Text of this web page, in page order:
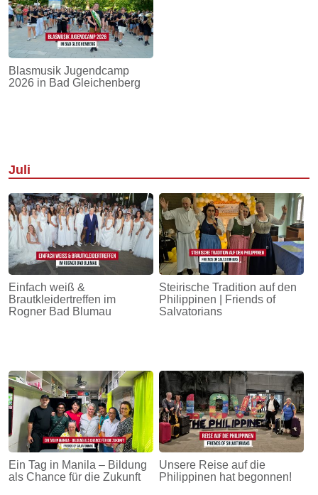
Blasmusik Jugendcamp
2026 in Bad Gleichenberg
Juli
Einfach weiß &
Brautkleidertreffen im
Rogner Bad Blumau
Steirische Tradition auf den
Philippinen | Friends of
Salvatorians
Ein Tag in Manila – Bildung
als Chance für die Zukunft
Unsere Reise auf die
Philippinen hat begonnen!